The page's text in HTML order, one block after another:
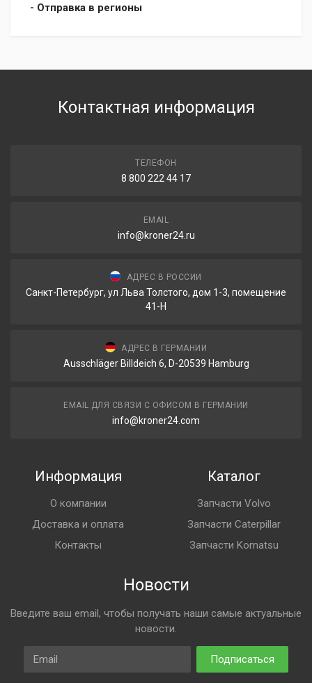
- Отправка в регионы
Контактная информация
ТЕЛЕФОН
8 800 222 44 17
EMAIL
info@kroner24.ru
АДРЕС В РОССИИ
Санкт-Петербург, ул Льва Толстого, дом 1-3, помещение
41-Н
АДРЕС В ГЕРМАНИИ
Ausschläger Billdeich 6, D-20539 Hamburg
EMAIL ДЛЯ СВЯЗИ С ОФИСОМ В ГЕРМАНИИ
info@kroner24.com
Информация
О компании
Доставка и оплата
Контакты
Каталог
Запчасти Volvo
Запчасти Caterpillar
Запчасти Komatsu
Новости
Введите ваш email, чтобы получать наши самые актуальные
новости.
Email
Подписаться